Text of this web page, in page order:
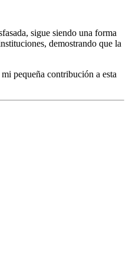
sigue siendo una forma
demostrando que la
pequeña contribución a esta